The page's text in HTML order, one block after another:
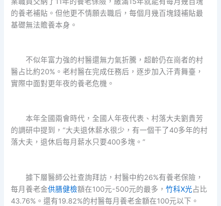
的養老補貼。但他更不情願去職后，每個月幾百塊錢補貼最
基礎無法贍養本身。
不似年富力強的村醫還無力氣折騰，超齡仍在崗者的村
醫占比約20%。老村醫在完成任務后，逐步加入汗青舞臺，
實際中面對更年夜的養老危機。
本年全國兩會時代，全國人年夜代表、村落大夫劉貴芳
的調研中提到，“大夫退休薪水很少，有一個干了40多年的村
落大夫，退休后每月薪水只要400多塊。”
據下層醫師公社查詢拜訪，村醫中約26%有養老保險，
每月養老金供膳健檢額在100元-500元的最多，竹科X光占比
43.76%。還有19.82%的村醫每月養老金額在100元以下。